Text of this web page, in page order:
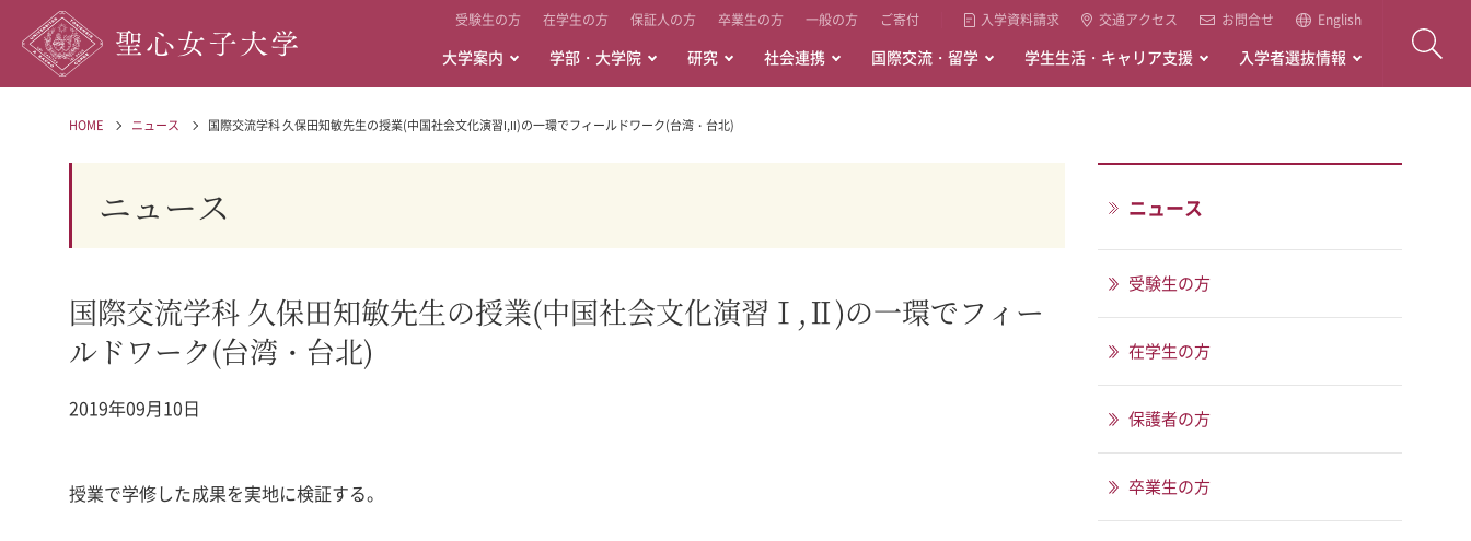
受験生の方 在学生の方 保証人の方 卒業生の方 一般の方 ご寄付 入学資料請求 交通アクセス お問合せ English
大学案内 学部・大学院 研究 社会連携 国際交流・留学 学生生活・キャリア支援 入学者選抜情報
HOME ニュース 国際交流学科 久保田知敏先生の授業(中国社会文化演習Ⅰ,Ⅱ)の一環でフィールドワーク(台湾・台北)
ニュース
国際交流学科 久保田知敏先生の授業(中国社会文化演習Ⅰ,Ⅱ)の一環でフィー
ルドワーク(台湾・台北)
2019年09月10日
授業で学修した成果を実地に検証する。
ニュース
受験生の方
在学生の方
保護者の方
卒業生の方